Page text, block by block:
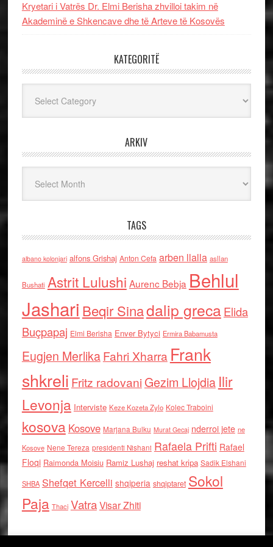
Kryetari i Vatrës Dr. Elmi Berisha zhvilloi takim në
Akademinë e Shkencave dhe të Arteve të Kosovës
KATEGORITË
ARKIV
TAGS
albano kolonjari alfons Grishaj Anton Cefa arben llalla asllan
Bushati Astrit Lulushi Aurenc Bebja Behlul
Jashari Beqir Sinadalip grecaElida
Buçpapaj Elmi Berisha Enver Bytyci Ermira Babamusta
Eugjen MerlikaFahri Xharra Frank
shkreli Fritz radovaniGezim Llojdia Ilir
Levonja Interviste Keze Kozeta Zylo Kolec Traboini
kosova Kosove Marjana Bulku Murat Gecaj nderroi jete ne
Kosove Nene Tereza presidenti Nishani Rafaela Prifti Rafael
Floqi Raimonda Moisiu Ramiz Lushaj reshat kripa Sadik Elshani
SHBA Shefqet Kercelli shqiperia shqiptaret Sokol
Paja Thaci VatraVisar Zhiti